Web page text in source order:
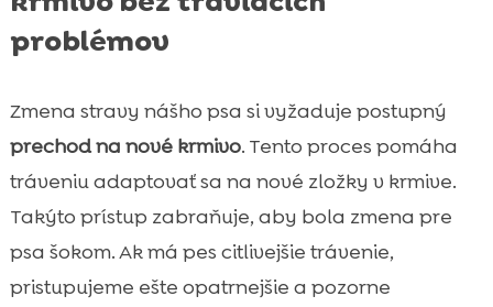
problémov
Zmena stravy nášho psa si vyžaduje postupný
prechod na nové krmivo. Tento proces pomáha
tráveniu adaptovať sa na nové zložky v krmive.
Takýto prístup zabraňuje, aby bola zmena pre
psa šokom. Ak má pes citlivejšie trávenie,
pristupujeme ešte opatrnejšie a pozorne